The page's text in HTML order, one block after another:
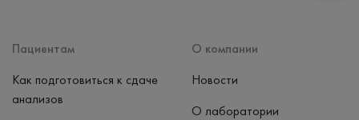
Пациентам
Как подготовиться к сдаче
анализов
О компании
Новости
О лаборатории